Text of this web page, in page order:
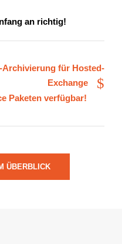
an richtig!
Archivierung für Hosted-
Exchange
Paketen verfügbar!
ÜBERBLICK